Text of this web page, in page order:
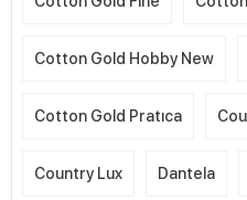
Cotton Gold Hobby New
Cotton Gold Pratıca
Country Lux Dantela